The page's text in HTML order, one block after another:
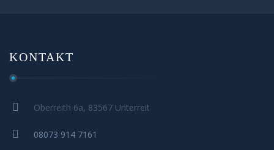
KONTAKT
Oberreith 6a, 83567 Unterreit
08073 914 7161